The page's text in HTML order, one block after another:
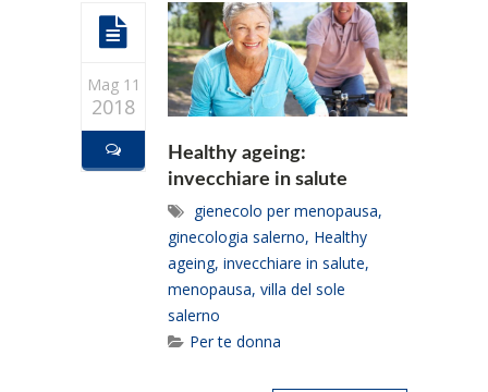
Mag 11
2018
Healthy ageing:
invecchiare in salute
gienecolo per menopausa,
ginecologia salerno, Healthy
ageing, invecchiare in salute,
menopausa, villa del sole
salerno
Per te donna